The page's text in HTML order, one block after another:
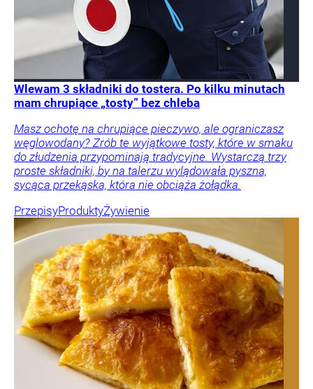
Wlewam 3 składniki do tostera. Po kilku minutach
mam chrupiące „tosty” bez chleba
Masz ochotę na chrupiące pieczywo, ale ograniczasz
węglowodany? Zrób te wyjątkowe tosty, które w smaku
do złudzenia przypominają tradycyjne. Wystarczą trzy
proste składniki, by na talerzu wylądowała pyszna,
sycąca przekąska, która nie obciąża żołądka.
PrzepisyProduktyŻywienie